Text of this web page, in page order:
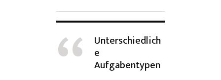
Unterschiedlich
e
Aufgabentypen